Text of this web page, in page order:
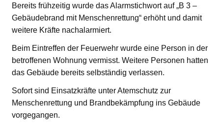
Bereits frühzeitig wurde das Alarmstichwort auf „B 3 –
Gebäudebrand mit Menschenrettung“ erhöht und damit
weitere Kräfte nachalarmiert.
Beim Eintreffen der Feuerwehr wurde eine Person in der
betroffenen Wohnung vermisst. Weitere Personen hatten
das Gebäude bereits selbständig verlassen.
Sofort sind Einsatzkräfte unter Atemschutz zur
Menschenrettung und Brandbekämpfung ins Gebäude
vorgegangen.